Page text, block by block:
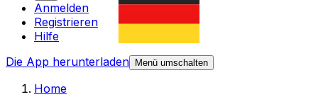
Anmelden
Registrieren
Hilfe
Die App herunterladen
Menü umschalten
Home